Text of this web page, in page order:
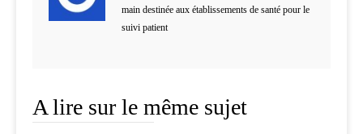
main destinée aux établissements de santé pour le
suivi patient
A lire sur le même sujet